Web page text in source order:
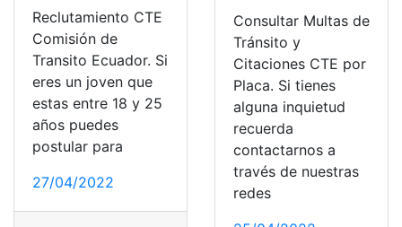
Reclutamiento CTE
Comisión de
Transito Ecuador. Si
eres un joven que
estas entre 18 y 25
años puedes
postular para
27/04/2022
Consultar Multas de
Tránsito y
Citaciones CTE por
Placa. Si tienes
alguna inquietud
recuerda
contactarnos a
través de nuestras
redes